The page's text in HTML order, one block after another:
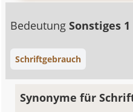
BedeutungSonstiges 1
Schriftgebrauch
Synonyme für